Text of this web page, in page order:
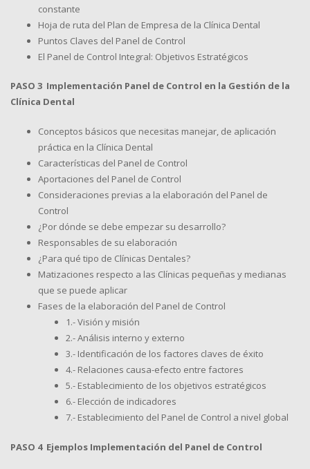
constante
Hoja de ruta del Plan de Empresa de la Clínica Dental
Puntos Claves del Panel de Control
El Panel de Control Integral: Objetivos Estratégicos
PASO 3 Implementación Panel de Control en la Gestión de la
Clínica Dental
Conceptos básicos que necesitas manejar, de aplicación
práctica en la Clínica Dental
Características del Panel de Control
Aportaciones del Panel de Control
Consideraciones previas a la elaboración del Panel de
Control
¿Por dónde se debe empezar su desarrollo?
Responsables de su elaboración
¿Para qué tipo de Clínicas Dentales?
Matizaciones respecto a las Clínicas pequeñas y medianas
que se puede aplicar
Fases de la elaboración del Panel de Control
1.- Visión y misión
2.- Análisis interno y externo
3.- Identificación de los factores claves de éxito
4.- Relaciones causa-efecto entre factores
5.- Establecimiento de los objetivos estratégicos
6.- Elección de indicadores
7.- Establecimiento del Panel de Control a nivel global
PASO 4 Ejemplos Implementación del Panel de Control